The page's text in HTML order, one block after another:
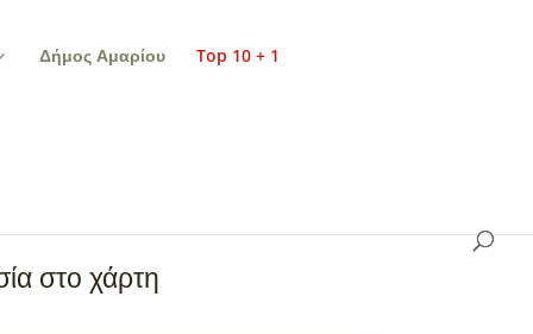
Δήμος Αμαρίου Top 10 + 1
στο χάρτη